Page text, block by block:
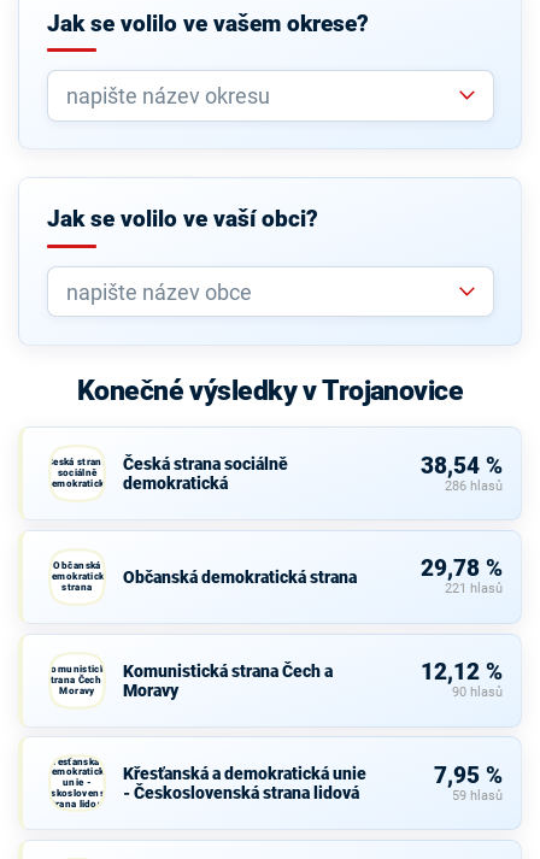
Jak se volilo ve vašem okrese?
Jak se volilo ve vaší obci?
Konečné výsledky v Trojanovice
Česká strana
sociálně
demokratická
Česká strana sociálně
demokratická
38,54 %
286 hlasů
Občanská
demokratická
strana
Občanská demokratická strana 29,78 %
221 hlasů
Komunistická
strana Čech a
Moravy
Komunistická strana Čech a
Moravy
12,12 %
90 hlasů
Křesťanská a
demokratická
unie -
Československá
strana lidová
Křesťanská a demokratická unie
- Československá strana lidová
7,95 %
59 hlasů